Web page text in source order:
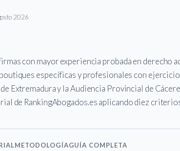
2026
con mayor experiencia probada en derecho
específicas y profesionales con
Extremadura y la Audiencia Provincial de
de RankingAbogados.es aplicando diez
METODOLOGÍAGUÍA COMPLETA